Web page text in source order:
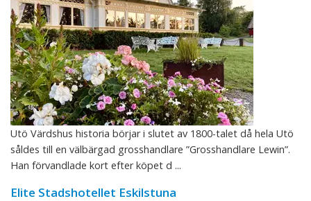
Utö Värdshus historia börjar i slutet av 1800-talet då hela Utö
såldes till en välbärgad grosshandlare ”Grosshandlare Lewin”.
Han förvandlade kort efter köpet d ...
Elite Stadshotellet Eskilstuna